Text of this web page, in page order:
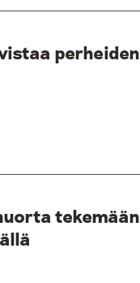
perheiden
tekemään